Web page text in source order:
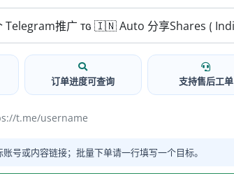
订单进度可查询 支持售后工单
t.me/username
号或内容链接；批量下单请一行填写一个目标。